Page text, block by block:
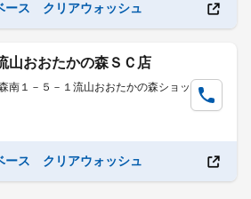
ス クリアウォッシュ
山おおたかの森ＳＣ店
南１－５－１流山おおたかの森ショッ
ス クリアウォッシュ